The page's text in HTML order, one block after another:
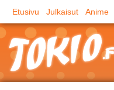
Etusivu Julkaisut Anime